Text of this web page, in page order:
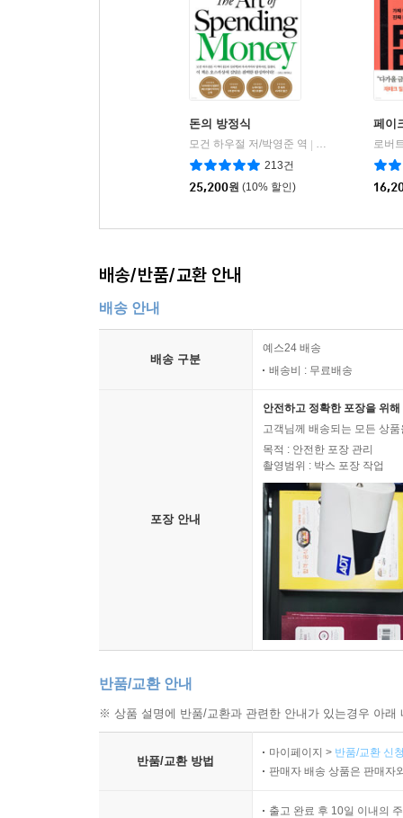
돈의 방정식
모건 하우절 저/박영준 역
서삼독
213건
25,200원 (10% 할인)
페이
배송/반품/교환 안내
배송 안내
배송 구분
예스24 배송
배송비 : 무료배송
포장 안내
안전하고 정확한 포장을 위
고객님께 배송되는 모든 상
목적 : 안전한 포장 관리
촬영범위 : 박스 포장 작업
반품/교환 안내
※ 상품 설명에 반품/교환과 관련한 안내가 있는경우 아
반품/교환 방법
마이페이지 > 반품/교환 신
판매자 배송 상품은 판매자
출고 완료 후 10일 이내의